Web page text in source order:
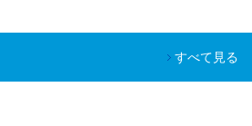
すべて見る